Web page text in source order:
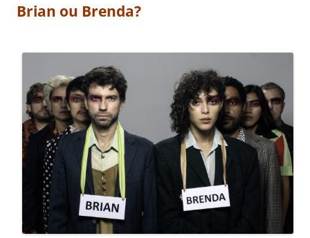
Brian ou Brenda?